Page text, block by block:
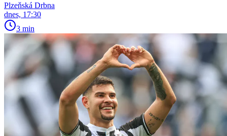
Plzeňská Drbna
dnes, 17:30
3 min